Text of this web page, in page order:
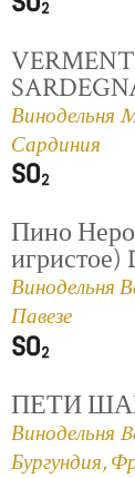
Винодельня
Сардиния
Пино
игристое)
Винодельня
Павезе
ПЕТИ
Винодельня
Бургундия,